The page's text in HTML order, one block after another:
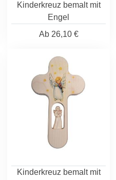
Kinderkreuz bemalt mit
Engel
Ab26,10 €
Kinderkreuz bemalt mit